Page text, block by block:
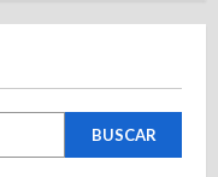
BUSCAR